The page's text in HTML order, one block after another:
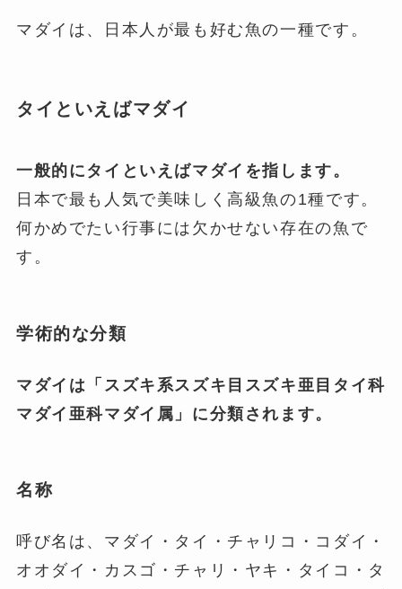
マダイは、日本人が最も好む魚の一種です。
タイといえばマダイ
一般的にタイといえばマダイを指します。
日本で最も人気で美味しく高級魚の1種です。
何かめでたい行事には欠かせない存在の魚で
す。
学術的な分類
マダイは「スズキ系スズキ目スズキ亜目タイ科
マダイ亜科マダイ属」に分類されます。
名称
呼び名は、マダイ・タイ・チャリコ・コダイ・
オオダイ・カスゴ・チャリ・ヤキ・タイコ・タ